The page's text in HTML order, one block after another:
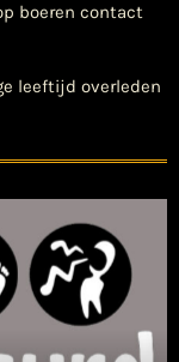
boeren contact
leeftijd overleden